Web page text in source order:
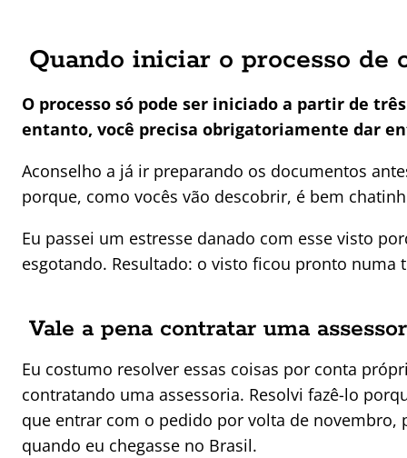
Quando iniciar o processo de
O processo só pode ser iniciado a partir de
entanto, você precisa obrigatoriamente dar
Aconselho a já ir preparando os documentos
porque, como vocês vão descobrir, é bem
Eu passei um estresse danado com esse visto
esgotando. Resultado: o visto ficou pronto numa
Vale a pena contratar uma
Eu costumo resolver essas coisas por conta
contratando uma assessoria. Resolvi fazê-lo
que entrar com o pedido por volta de
quando eu chegasse no Brasil.